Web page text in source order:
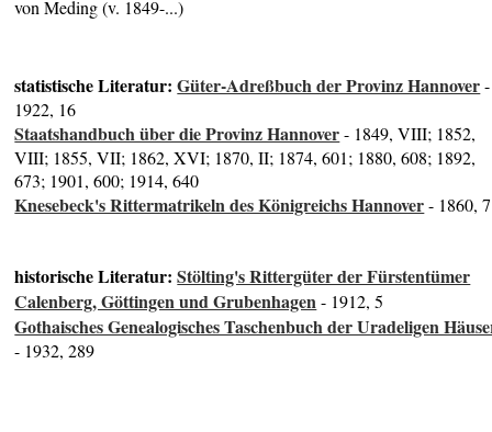
von Meding (v. 1849-...)
statistische Literatur:Güter-Adreßbuch der Provinz Hannover-
1922, 16
Staatshandbuch über die Provinz Hannover- 1849, VIII; 1852,
VIII; 1855, VII; 1862, XVI; 1870, II; 1874, 601; 1880, 608; 1892,
673; 1901, 600; 1914, 640
Knesebeck's Rittermatrikeln des Königreichs Hannover- 1860, 7
historische Literatur:Stölting's Rittergüter der Fürstentümer
Calenberg, Göttingen und Grubenhagen- 1912, 5
Gothaisches Genealogisches Taschenbuch der Uradeligen
- 1932, 289